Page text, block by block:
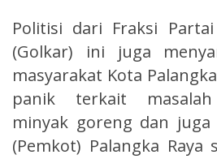
Politisi dari Fraksi
(Golkar) ini juga
masyarakat Kota
panik terkait masalah
minyak goreng dan juga
(Pemkot) Palangka Raya